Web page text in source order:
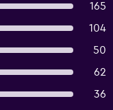
165
104
50
62
36